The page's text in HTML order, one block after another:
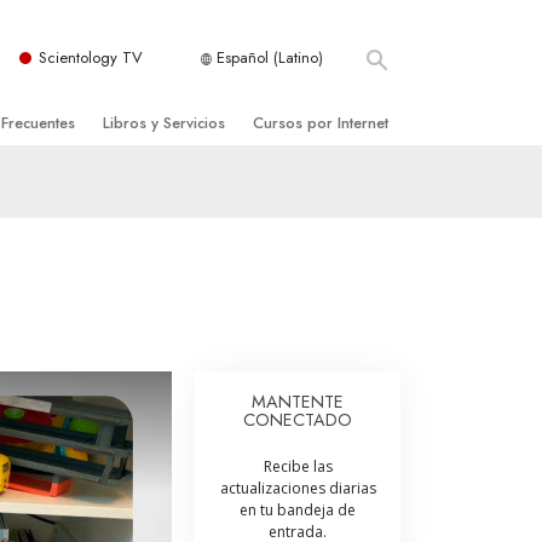
Scientology TV Español (Latino)
Libros y Servicios
Iniciales
Cursos por Internet
Ayudas para Enfermedades y Lesiones
La Integridad y la Honestidad
El Matrimonio
La Escala Tonal Emocional
MANTENTE
CONECTADO
Recibe las
actualizaciones diarias
en tu bandeja de
entrada.